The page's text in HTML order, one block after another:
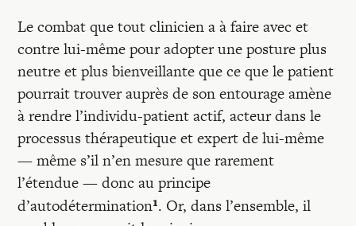
Le combat que tout clinicien a à faire avec et
contre lui-même pour adopter une posture plus
neutre et plus bienveillante que ce que le patient
pourrait trouver auprès de son entourage amène
à rendre l’individu-patient actif, acteur dans le
processus thérapeutique et expert de lui-même
— même s’il n’en mesure que rarement
l’étendue — donc au principe
d’autodétermination¹. Or, dans l’ensemble, il